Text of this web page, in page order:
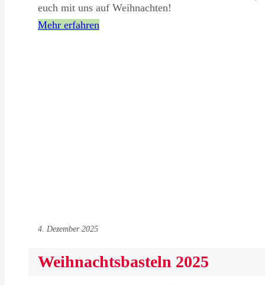
euch mit uns auf Weihnachten!
Mehr erfahren
4. Dezember 2025
Weihnachtsbasteln 2025